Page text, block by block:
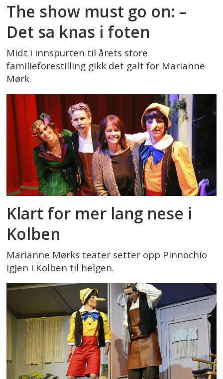
The show must go on: –
Det sa knas i foten
Midt i innspurten til årets store
familieforestilling gikk det galt for Marianne
Mørk.
Klart for mer lang nese i
Kolben
Marianne Mørks teater setter opp Pinnochio
igjen i Kolben til helgen.